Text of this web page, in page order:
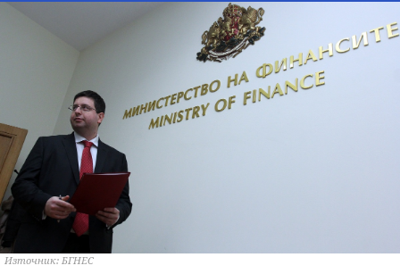
Източник: БГНЕС